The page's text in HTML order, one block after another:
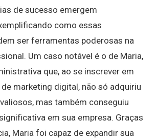
de sucesso emergem
como essas
ser ferramentas poderosas na
Um caso notável é o de Maria,
que, ao se inscrever em
marketing digital, não só adquiriu
mas também conseguiu
em sua empresa. Graças
Maria foi capaz de expandir sua